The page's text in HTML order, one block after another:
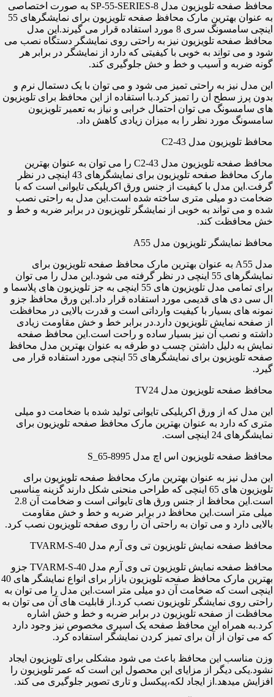
محافظ صفحه تلویزیون مدل SP-55-SERIES-8 به صورت اختصاصی
به عنوان بهترین مارک محافظ صفحه تلویزیون برای نمایشگرهای 55
اینچی سامسونگ سری 8 مورد استفاده قرار می گیرند.این مدل
محافظ صفحه تلویزیون نیز به راحتی روی نمایشگر دستگاه نصب می
شود و می تواند به خوبی با کیفیتی که دارد از نمایشگر در برابر هر
گونه ضربه و آسیب و خط و خش جلوگیری کند.
این مدل نیز به راحتی تمیز می شود و می توان با یک دستمال نرم و
بدون پرز سطح آن را تمیز کرد.با استفاده از این محافظ برای تلویزیون
های سامسونگ می توان احتمال خرابی و نیاز به تعمیر تلویزیون
سامسونگ مورد نظر را به میزان زیادی کاهش داد.
محافظ تلویزیون مدل C2-43
محافظ صفحه تلویزیون مدل C2-43 را می توان به عنوان بهترین
مارک محافظ صفحه تلویزیون برای نمایشگرهای 43 اینچی در نظر
گرفت.این مدل با کیفیت از جنس ورق اکریلیکی تایوانی است که با
ضخامت دو میلی متری ساخته شده است.این مدل به راحتی نصب
شده و می تواند به خوبی از نمایشگر تلویزیون در برابر ضربه و خط و
خش محافظت کند.
محافظ نمایشگر تلویزیون مدل A55
مدل A55 به عنوان بهترین مارک محافظ صفحه تلویزیون برای
نمایشگرهای 55 اینچی در نظر گرفته می شود.این مدل را می توان
برای تمامی مدل تلویزیون های 55 اینچی به جز تلویزیون های پلاسما و
ال سی دی های قدیمی مورد استفاده قرار داد.این ورق محافظ جزو
نمونه های بسیار با کیفیت وارداتی است و قدرت بالایی در محافظت
از صفحه نمایش تلویزیون دارد.در برابر خط و خش مقاومت زیادی
داشته و نصب آن نیز بسیار ساده و راحت است.این محافظ صفحه
نمایش به دلیل داشتن چسب دو طرفه به عنوان بهترین مدل محافظ
صفحه تلویزیون برای نمایشگرهای 55 اینچی مورد استفاده قرار می
گیرد.
محافظ صفحه تلویزیون مدل TV24
این مدل که از ورق اکریلیکی تایوانی تولید شده با ضخامت دو میلی
متری که دارد به عنوان بهترین مارک محافظ صفحه تلویزیون برای
نمایشگرهای 24 اینچی است.
محافظ صفحه تلویزیون اس اچ مدل S_65-8995
این مدل نیز به عنوان بهترین مارک محافظ صفحه تلویزیون برای
تلویزیون های 65 اینچی که طراحی منحنی شکل دارند گزینه مناسبی
است.این محافظ از جنس ورق های تایوانی است و ضخامت آن 2.8
میلی متر است.این محافظ در برابر ضربه و خط و خش مقاومت
بالایی دارد و می توان به راحتی آن را روی صفحه تلویزیون نصب کرد.
محافظ صفحه نمایش تلویزیون تی وی آرم مدل TVARM-S-40
محافظ صفحه نمایش تلویزیون تی وی آرم مدل TVARM-S-40 جزو
بهترین مارک محافظ صفحه تلویزیون بازار برای انواع نمایشگر های 40
اینچی است که ضخامت آن دو میلی متر است.این مدل را می توان به
راحتی روی نمایشگر تلویزیون نصب کرد.از قابلیت های آن می توان به
محافظت از صفحه تلویزیون در برابر ضربه و خط و خش اشاره
کرد.به همراه این محافظ صفحه یک اسپری مخصوص نیز وجود دارد
که می توان از آن برای تمیز کردن نمایشگر استفاده کرد.
وزن مناسب این محافظ باعث می شود مشکلی برای تلویزیون ایجاد
نشود.یکی دیگر از مزایای این محصول این است که عمر تلویزیون را
افزایش میدهد.از ایجاد لکه،پیکسل و تاری تصویر جلوگیری می کند.